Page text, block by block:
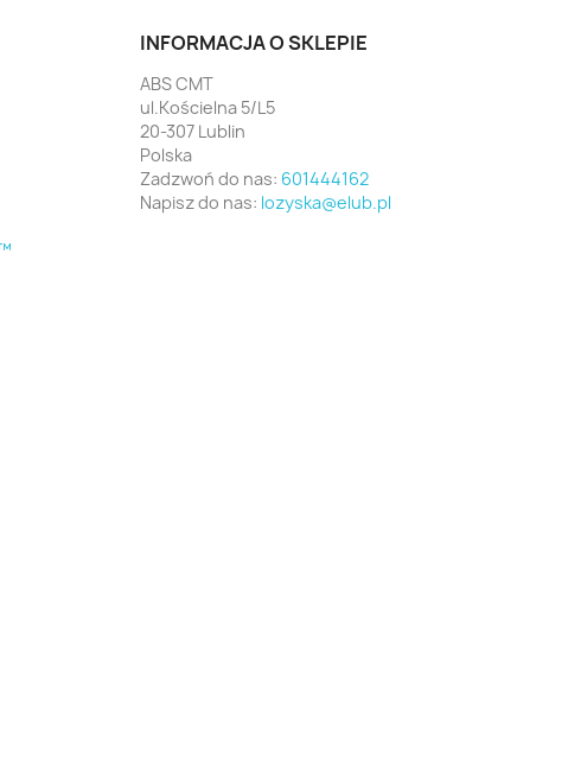
INFORMACJA O SKLEPIE
ABS CMT
ul.Kościelna 5/L5
20-307 Lublin
Polska
Zadzwoń do nas: 601444162
Napisz do nas: lozyska@elub.pl